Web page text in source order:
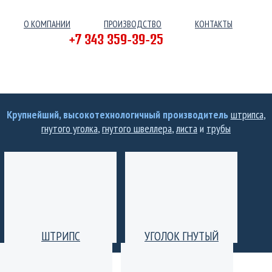
О КОМПАНИИ ПРОИЗВОДСТВО КОНТАКТЫ
+7 343 359-39-25
Крупнейший, высокотехнологичный производительштрипса,
гнутого уголка,гнутого швеллера,листаи трубы
ШТРИПС УГОЛОК ГНУТЫЙ